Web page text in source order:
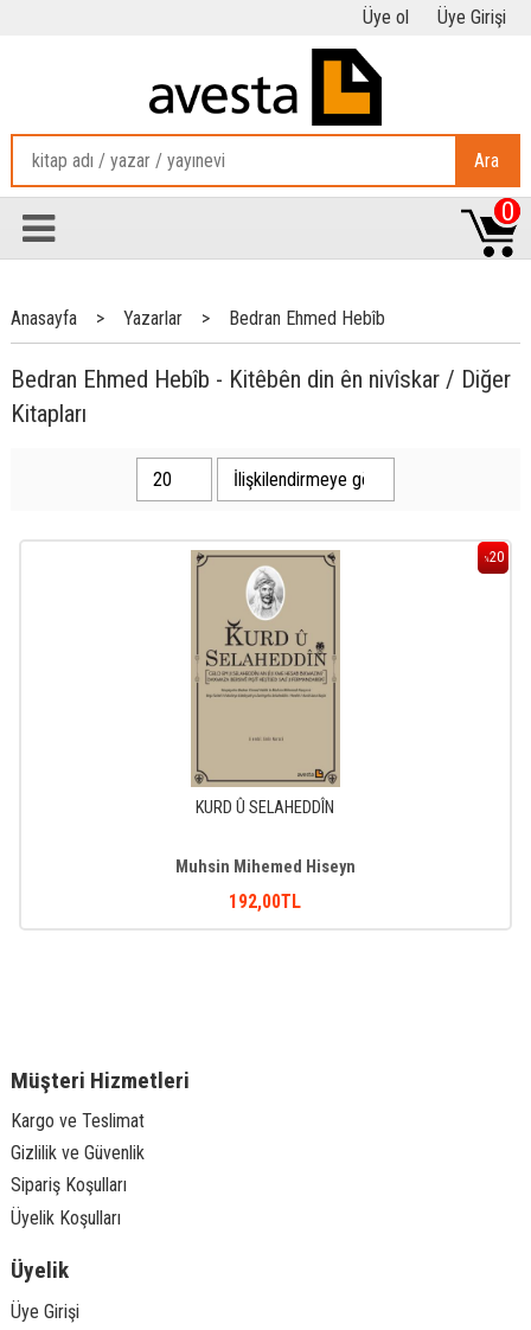
Üye ol Üye Girişi
Ara
0
Anasayfa > Yazarlar > Bedran Ehmed Hebîb
Bedran Ehmed Hebîb - Kitêbên din ên nivîskar / Diğer
Kitapları
%20
KURD Û SELAHEDDÎN
Muhsin Mihemed Hiseyn
192,00TL
Müşteri Hizmetleri
Kargo ve Teslimat
Gizlilik ve Güvenlik
Sipariş Koşulları
Üyelik Koşulları
Üyelik
Üye Girişi